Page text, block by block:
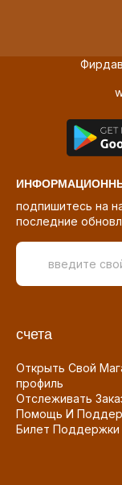
подпишитесь на
последние
счета
Открыть Свой
профиль
Отслеживать
Помощь И
Билет Поддержки